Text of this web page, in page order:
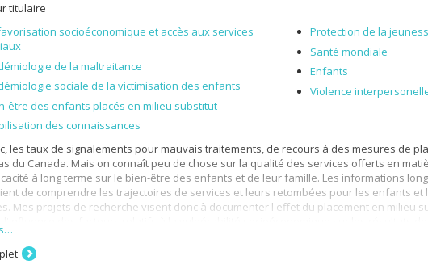
titulaire
socioéconomique et accès aux services
de la maltraitance
sociale de la victimisation des enfants
être des enfants placés en milieu substitut
des connaissances
Protection de la
Santé mondiale
Enfants
Violence
les taux de signalements pour mauvais traitements, de recours à des mesures de
du Canada. Mais on connaît peu de chose sur la qualité des services offerts en
à long terme sur le bien-être des enfants et de leur famille. Les informations
de comprendre les trajectoires de services et leurs retombées pour les enfants
Mes projets de recherche visent donc à documenter l'effet du placement en milieu